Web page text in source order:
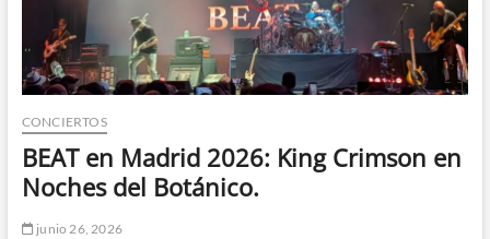
CONCIERTOS
BEAT en Madrid 2026: King Crimson en
Noches del Botánico.
junio 26, 2026